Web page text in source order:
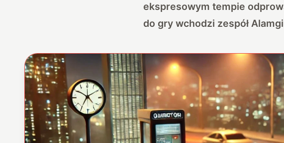
ekspresowym tempie
do gry wchodzi zespół